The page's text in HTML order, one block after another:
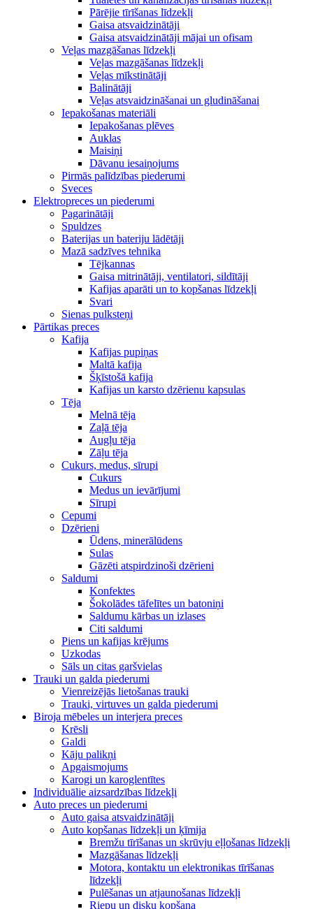
Pārējie tīrīšanas līdzekļi
Gaisa atsvaidzinātāji
Gaisa atsvaidzinātāji mājai un ofisam
Veļas mazgāšanas līdzekļi
Veļas mazgāšanas līdzekļi
Veļas mīkstinātāji
Balinātāji
Veļas atsvaidzināšanai un gludināšanai
Iepakošanas materiāli
Iepakošanas plēves
Auklas
Maisiņi
Dāvanu iesaiņojums
Pirmās palīdzības piederumi
Sveces
Elektropreces un piederumi
Pagarinātāji
Spuldzes
Baterijas un bateriju lādētāji
Mazā sadzīves tehnika
Tējkannas
Gaisa mitrinātāji, ventilatori, sildītāji
Kafijas aparāti un to kopšanas līdzekļi
Svari
Sienas pulksteņi
Pārtikas preces
Kafija
Kafijas pupiņas
Maltā kafija
Šķīstošā kafija
Kafijas un karsto dzērienu kapsulas
Tēja
Melnā tēja
Zaļā tēja
Augļu tēja
Zāļu tēja
Cukurs, medus, sīrupi
Cukurs
Medus un ievārījumi
Sīrupi
Cepumi
Dzērieni
Ūdens, minerālūdens
Sulas
Gāzēti atspirdzinoši dzērieni
Saldumi
Konfektes
Šokolādes tāfelītes un batoniņi
Saldumu kārbas un izlases
Citi saldumi
Piens un kafijas krējums
Uzkodas
Sāls un citas garšvielas
Trauki un galda piederumi
Vienreizējās lietošanas trauki
Trauki, virtuves un galda piederumi
Biroja mēbeles un interjera preces
Krēsli
Galdi
Kāju palikņi
Apgaismojums
Karogi un karoglentītes
Individuālie aizsardzības līdzekļi
Auto preces un piederumi
Auto gaisa atsvaidzinātāji
Auto kopšanas līdzekļi un ķīmija
Bremžu tīrīšanas un skrūvju eļļošanas līdzekļi
Mazgāšanas līdzekļi
Motora, kontaktu un elektronikas tīrīšanas
līdzekļi
Pulēšanas un atjaunošanas līdzekļi
Riepu un disku kopšana